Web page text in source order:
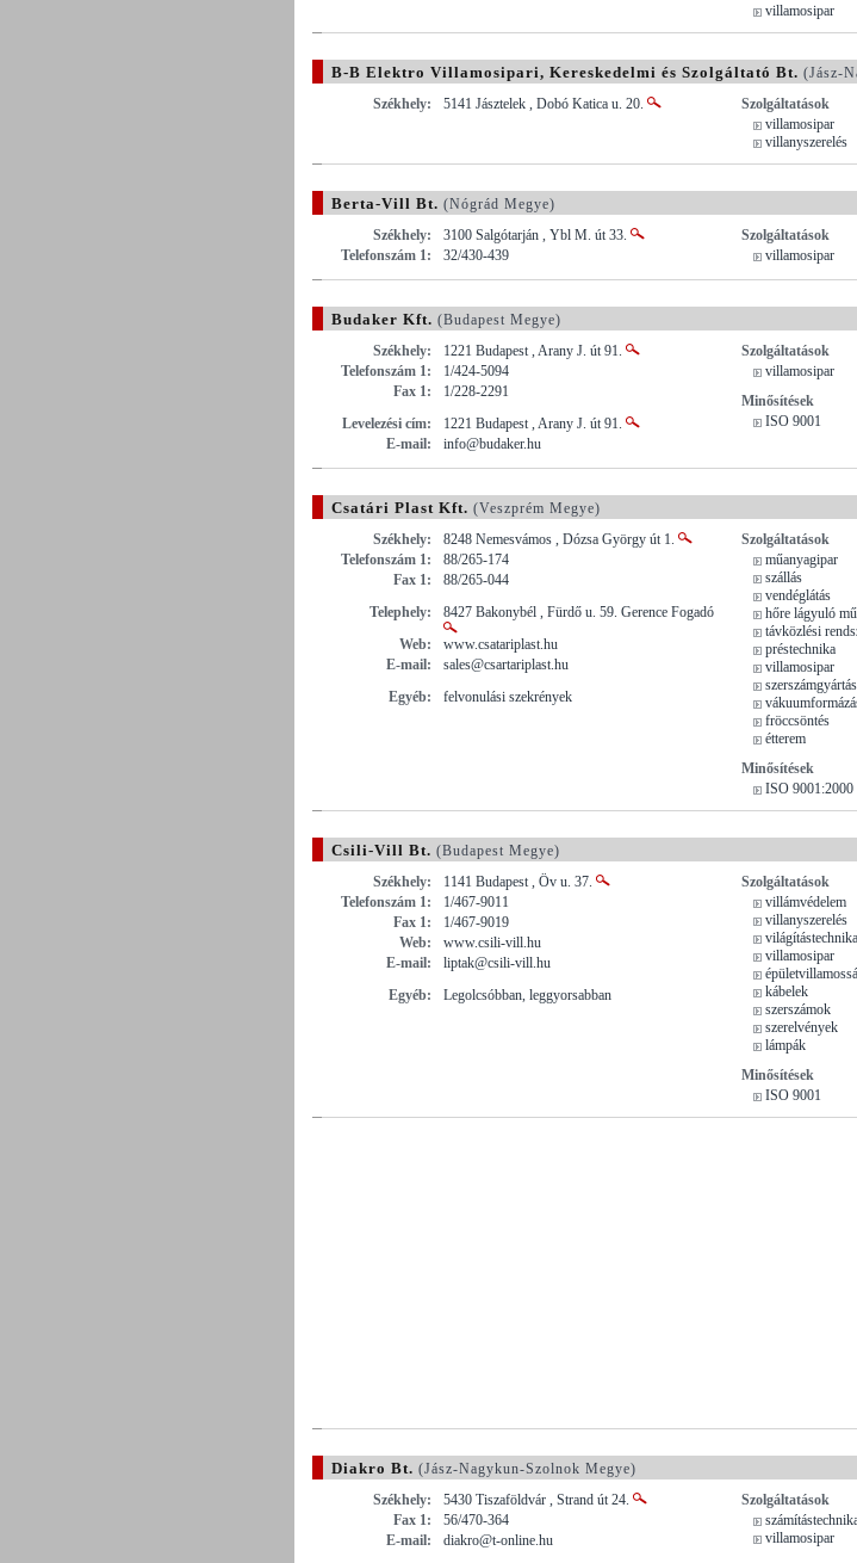
villamosipar
B-B Elektro Villamosipari, Kereskedelmi és Szolgáltató Bt. (Jász-
Székhely:
5141 Jásztelek , Dobó Katica u. 20.
Szolgáltatások
villamosipar
villanyszerelés
Berta-Vill Bt. (Nógrád Megye)
Székhely:
3100 Salgótarján , Ybl M. út 33.
Telefonszám 1:
32/430-439
Szolgáltatások
villamosipar
Budaker Kft. (Budapest Megye)
Székhely:
1221 Budapest , Arany J. út 91.
Telefonszám 1:
1/424-5094
Fax 1:
1/228-2291
Levelezési cím:
1221 Budapest , Arany J. út 91.
E-mail:
info@budaker.hu
Szolgáltatások
villamosipar
Minősítések
ISO 9001
Csatári Plast Kft. (Veszprém Megye)
Székhely:
8248 Nemesvámos , Dózsa György út 1.
Telefonszám 1:
88/265-174
Fax 1:
88/265-044
Telephely:
8427 Bakonybél , Fürdő u. 59. Gerence Fogadó
Web:
www.csatariplast.hu
E-mail:
sales@csartariplast.hu
Egyéb:
felvonulási szekrények
Szolgáltatások
műanyagipar
szállás
vendéglátás
hőre lágyuló
távközlési
préstechnika
villamosipar
szerszámgyártás
fröccsöntés
étterem
Minősítések
ISO 9001:2000
Csili-Vill Bt. (Budapest Megye)
Székhely:
1141 Budapest , Öv u. 37.
Telefonszám 1:
1/467-9011
Fax 1:
1/467-9019
Web:
www.csili-vill.hu
E-mail:
liptak@csili-vill.hu
Egyéb:
Legolcsóbban, leggyorsabban
Szolgáltatások
villámvédelem
villanyszerelés
világítástechnika
villamosipar
kábelek
szerszámok
szerelvények
lámpák
Minősítések
ISO 9001
Diakro Bt. (Jász-Nagykun-Szolnok Megye)
Székhely:
5430 Tiszaföldvár , Strand út 24.
Fax 1:
56/470-364
E-mail:
diakro@t-online.hu
Szolgáltatások
villamosipar